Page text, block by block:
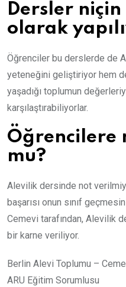
Dersler
olarak
Öğrenciler bu derslerde de
yeteneğini geliştiriyor hem
yaşadığı toplumun
karşılaştırabiliyorlar.
Öğrencilere
mu?
Alevilik dersinde not
başarısı onun sınıf
Cemevi tarafından, Alevilik
bir karne veriliyor.
Berlin Alevi Toplumu –
ARU Eğitim Sorumlusu